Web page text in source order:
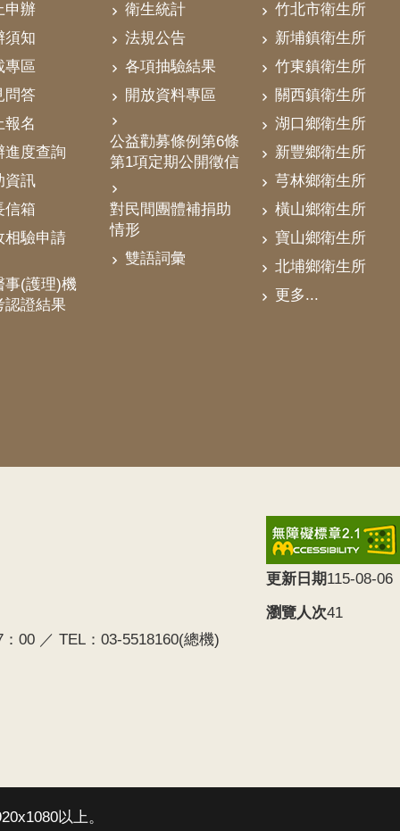
申辦
須知
專區
問答
報名
進度查詢
資訊
信箱
相驗申請
事(護理)機
認證結果
衛生統計
法規公告
各項抽驗結果
開放資料專區
公益勸募條例第6條
第1項定期公開徵信
對民間團體補捐助
情形
雙語詞彙
竹北市衛生所
新埔鎮衛生所
竹東鎮衛生所
關西鎮衛生所
湖口鄉衛生所
新豐鄉衛生所
芎林鄉衛生所
橫山鄉衛生所
寶山鄉衛生所
北埔鄉衛生所
更多...
00 ／ TEL：03-5518160(總機)
更新日期115-08-06
瀏覽人次41
以上。